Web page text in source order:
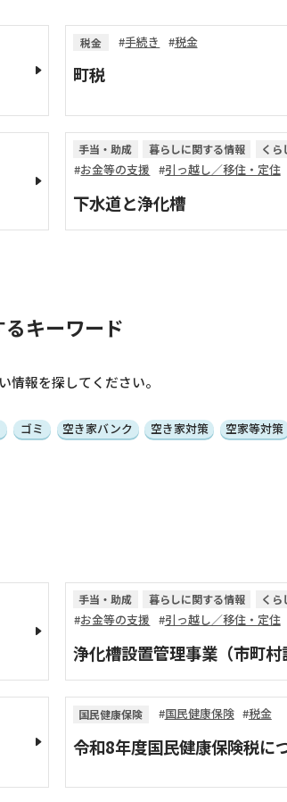
税金 手続き 税金
町税
手当・助成 暮らしに関する情報 くら
お金等の支援 引っ越し／移住・定住
下水道と浄化槽
るキーワード
情報を探してください。
ゴミ 空き家バンク 空き家対策 空家等対策
手当・助成 暮らしに関する情報 くら
お金等の支援 引っ越し／移住・定住
浄化槽設置管理事業（市町村
国民健康保険 国民健康保険 税金
令和8年度国民健康保険税に